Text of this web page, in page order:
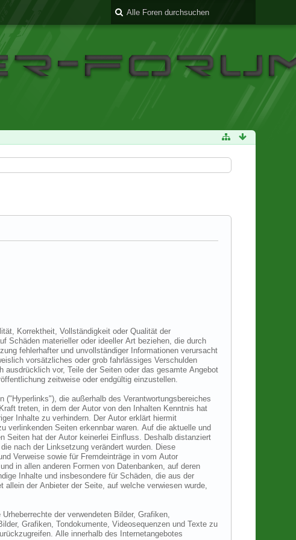
Korrektheit, Vollständigkeit oder Qualität der
Schäden materieller oder ideeller Art beziehen, die durch
fehlerhafter und unvollständiger Informationen verursacht
vorsätzliches oder grob fahrlässiges Verschulden
vor, Teile der Seiten oder das gesamte Angebot
zeitweise oder endgültig einzustellen.
die außerhalb des Verantwortungsbereiches
treten, in dem der Autor von den Inhalten Kenntnis hat
Inhalte zu verhindern. Der Autor erklärt hiermit
verlinkenden Seiten erkennbar waren. Auf die aktuelle und
Seiten hat der Autor keinerlei Einfluss. Deshalb distanziert
nach der Linksetzung verändert wurden. Diese
Verweise sowie für Fremdeinträge in vom Autor
in allen anderen Formen von Datenbanken, auf deren
Inhalte und insbesondere für Schäden, die aus der
der Anbieter der Seite, auf welche verwiesen wurde,
der verwendeten Bilder, Grafiken,
Grafiken, Tondokumente, Videosequenzen und Texte zu
Alle innerhalb des Internetangebotes